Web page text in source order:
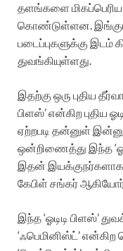
தளங்களை
கொண்டுள்ளன. இங்கும்
படைப்புகளுக்கு இடம்
துவங்கியுள்ளது.
இதற்கு ஒரு புதிய
பிளஸ்’ என்கிற புதிய
ஏற்றபடி தன்னுள்
ஒன்றிணைத்து இந்த
இதன் இயக்குநர்களாக
கேபிள் சங்கர்
இந்த ‘ஓடிடி பிளஸ்’
‘ஃபெமினிஸ்ட்’ என்கிற